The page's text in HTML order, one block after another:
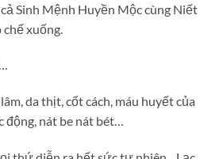
Sinh Mệnh Huyền Mộc cùng Niết
xuống.
da thịt, cốt cách, máu huyết của
động, nát be nát bét…